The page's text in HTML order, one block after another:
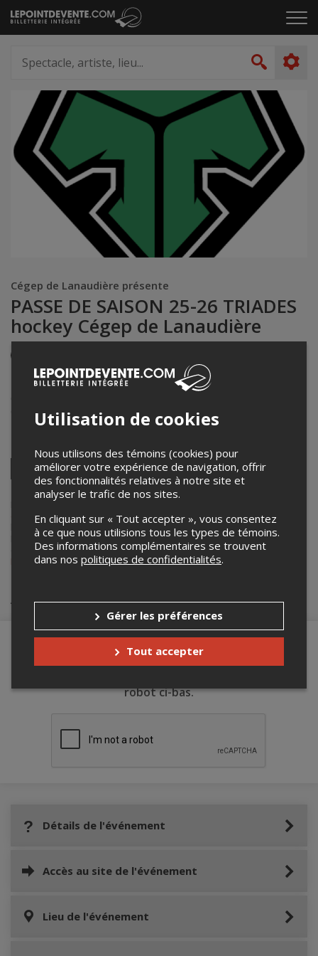
Passer
au
le
artiste,
lieu...
Cégep de Lanaudière présente
PASSE DE SAISON 25-26 TRIADES
hockey Cégep de Lanaudière
Complexe JC Perreault
Canada
Facebook
Twitter
LinkedinPinterestEnvoyer
par
Lepointdevente.com agit à titre de mandataire pour
de Lanaudièredans le cadre de l’affichage en ligne et la vente de
billets pour ses événements.
Pour plus d’information à propos de cet événement, veuillez
contacter l’organisateur de l’événement,Cégep Régional de
Lanaudière , àprojets.regionaux@cegep-lanaudiere.qc.ca
Achat de billets
robot ci-bas.
Détails de l'événement
Accès au site de l'événement
Lieu de l'événement
Utilisation de cookies
Nous utilisons des témoins (cookies) pour
améliorer votre expérience de navigation, offrir
des fonctionnalités relatives à notre site et
analyser le trafic de nos sites.
En cliquant sur « Tout accepter », vous consentez
à ce que nous utilisions tous les types de témoins.
Des informations complémentaires se trouvent
dans nos politiques de confidentialités.
Gérer les préférences
Tout accepter